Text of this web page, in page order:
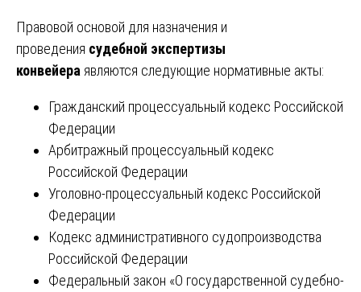
Правовой основой для назначения и
проведения судебной экспертизы
конвейера являются следующие нормативные акты:
Гражданский процессуальный кодекс Российской
Федерации
Арбитражный процессуальный кодекс
Российской Федерации
Уголовно-процессуальный кодекс Российской
Федерации
Кодекс административного судопроизводства
Российской Федерации
Федеральный закон «О государственной судебно-